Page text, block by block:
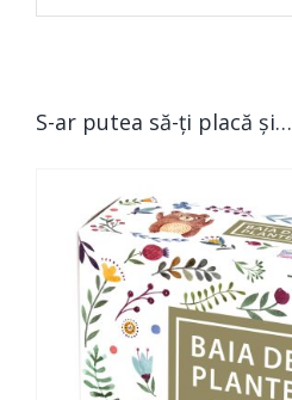
S-ar putea să-ți placă și…